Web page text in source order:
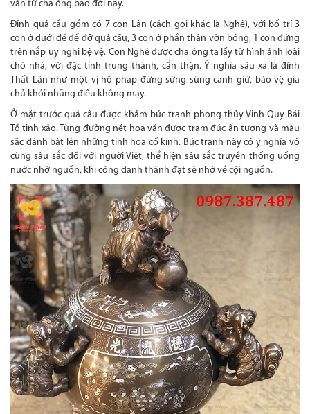
văn từ cha ông bao đời nay.
Đỉnh quả cầu gồm có 7 con Lân (cách gọi khác là Nghê), với bố trí 3
con ở dưới đế để đỡ quả cầu, 3 con ở phần thân vờn bóng, 1 con đứng
trên nắp uy nghi bệ vệ. Con Nghê được cha ông ta lấy từ hình ảnh loài
chó nhà, với đặc tính trung thành, cẩn thận. Ý nghĩa sâu xa là đỉnh
Thất Lân như một vị hộ pháp đứng sừng sững canh giữ, bảo vệ gia
chủ khỏi những điều không may.
Ở mặt trước quả cầu được khảm bức tranh phong thủy Vinh Quy Bái
Tổ tinh xảo. Từng đường nét hoa văn được trạm đúc ấn tượng và màu
sắc đánh bật lên những tinh hoa cổ kính. Bức tranh này có ý nghĩa vô
cùng sâu sắc đối với người Việt, thể hiện sâu sắc truyền thống uống
nước nhớ nguồn, khi công danh thành đạt sẽ nhớ về cội nguồn.